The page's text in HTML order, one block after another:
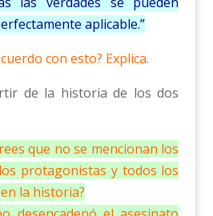
aplicable.”
con esto? Explica.
de la historia de los dos
que no se mencionan los
protagonistas y todos los
la historia?